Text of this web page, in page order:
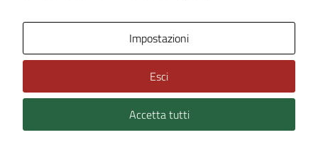
Technical Design s.r.l.
Impostazioni
Esci
Accetta tutti